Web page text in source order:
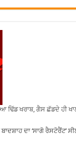
ਢਿੱਡ ਖਰਾਬ, ਗੈਸ ਛੱਡਦੇ ਹੀ
ਦਾ ‘ਸਾਗੋ ਰੈਸਟੋਰੈਂਟ’